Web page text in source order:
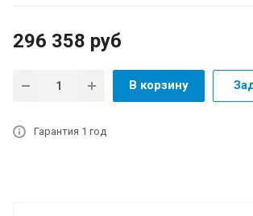
296 358 руб
В корзину
Гарантия 1 год